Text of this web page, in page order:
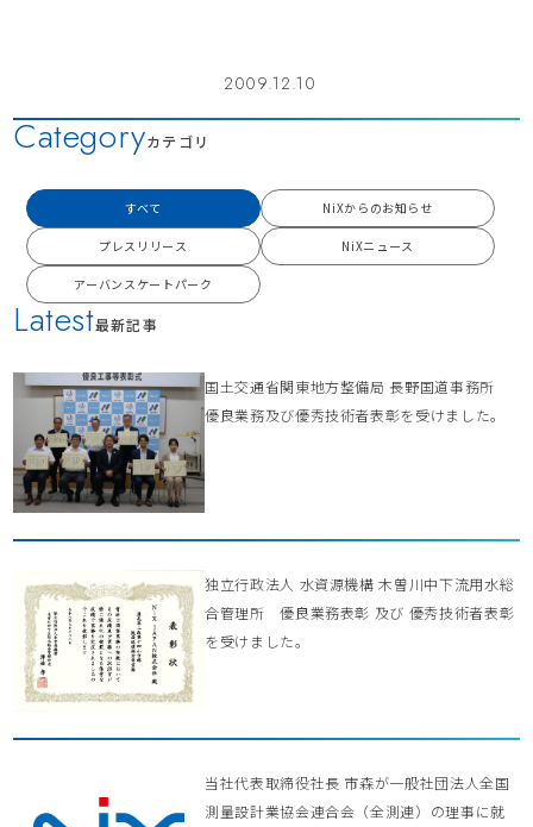
2009.12.10
Latest最新記事
国土交通省関東地方整備局 長野国道事務所
優良業務及び優秀技術者表彰を受けました。
独立行政法人 水資源機構 木曽川中下流用水総
合管理所 優良業務表彰 及び 優秀技術者表彰
を受けました。
当社代表取締役社長 市森が一般社団法人全国
測量設計業協会連合会（全測連）の理事に就
Categoryカテゴリ
すべて NiXからのお知らせ
プレスリリース NiXニュース
アーバンスケートパーク